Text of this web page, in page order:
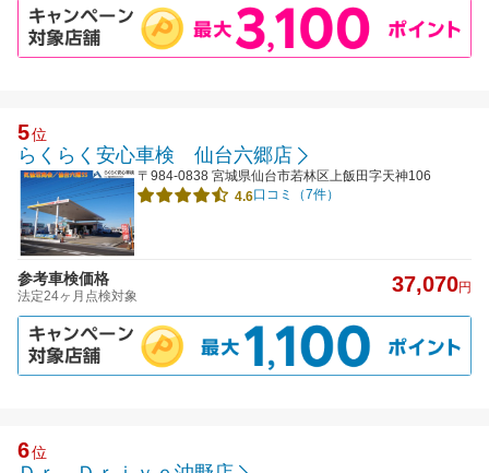
5位
らくらく安心車検 仙台六郷店
〒984-0838 宮城県仙台市若林区上飯田字天神106
4.6口コミ（7件）
参考車検価格
法定24ヶ月点検対象 37,070円
6位